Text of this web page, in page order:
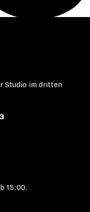
Studio im dritten
15:00.